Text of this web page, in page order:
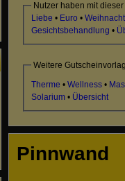
Nutzer haben mit
Liebe • Euro •
Gesichtsbehandlung •
Weitere
Therme • Wellness •
Solarium • Übersicht
Pinnwand